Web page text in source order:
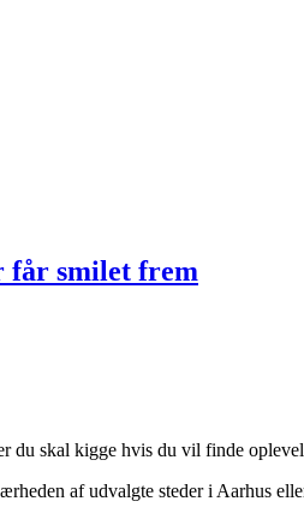
får smilet frem
du skal kigge hvis du vil finde
af udvalgte steder i Aarhus